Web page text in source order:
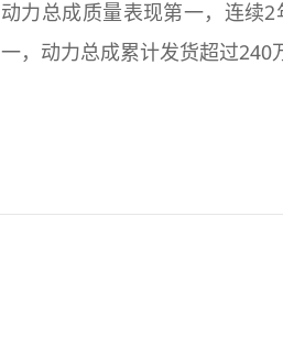
动力总成质量表现第一，连续
一，动力总成累计发货超过240